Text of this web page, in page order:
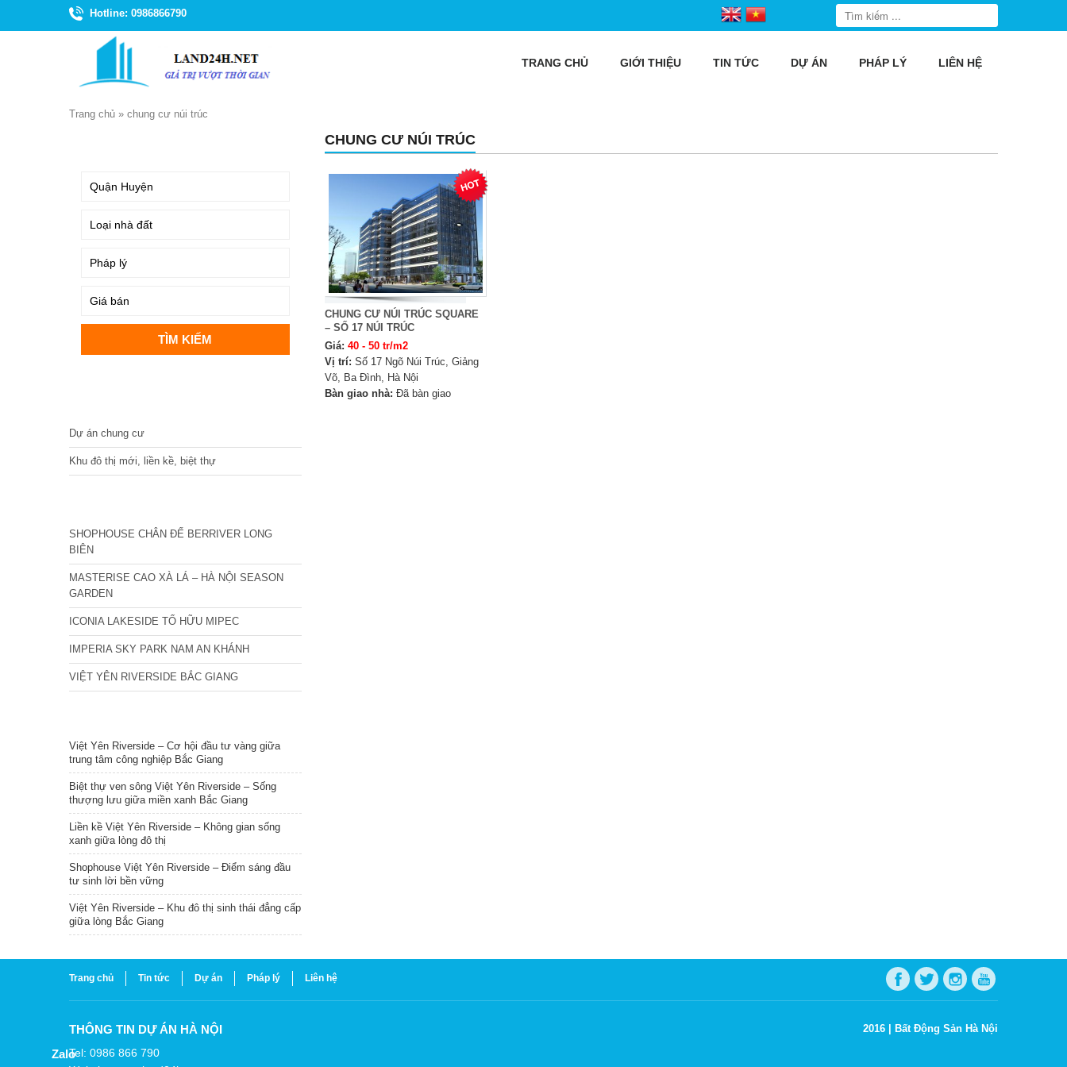
Hotline: 0986866790
TRANG CHỦ GIỚI THIỆU TIN TỨC DỰ ÁN PHÁP LÝ LIÊN HỆ
Trang chủ » chung cư núi trúc
CHUNG CƯ NÚI TRÚC
CHUNG CƯ NÚI TRÚC SQUARE
– SỐ 17 NÚI TRÚC
Giá: 40 - 50 tr/m2
Vị trí: Số 17 Ngõ Núi Trúc, Giảng
Võ, Ba Đình, Hà Nội
Bàn giao nhà: Đã bàn giao
Dự án chung cư
Khu đô thị mới, liền kề, biệt thự
SHOPHOUSE CHÂN ĐẾ BERRIVER LONG
BIÊN
MASTERISE CAO XÀ LÁ – HÀ NỘI SEASON
GARDEN
ICONIA LAKESIDE TỐ HỮU MIPEC
IMPERIA SKY PARK NAM AN KHÁNH
VIỆT YÊN RIVERSIDE BẮC GIANG
Việt Yên Riverside – Cơ hội đầu tư vàng giữa
trung tâm công nghiệp Bắc Giang
Biệt thự ven sông Việt Yên Riverside – Sống
thượng lưu giữa miền xanh Bắc Giang
Liền kề Việt Yên Riverside – Không gian sống
xanh giữa lòng đô thị
Shophouse Việt Yên Riverside – Điểm sáng đầu
tư sinh lời bền vững
Việt Yên Riverside – Khu đô thị sinh thái đẳng cấp
giữa lòng Bắc Giang
Trang chủ Tin tức Dự án Pháp lý Liên hệ
THÔNG TIN DỰ ÁN HÀ NỘI
Tel: 0986 866 790
2016 | Bất Động Sản Hà Nội
Zalo